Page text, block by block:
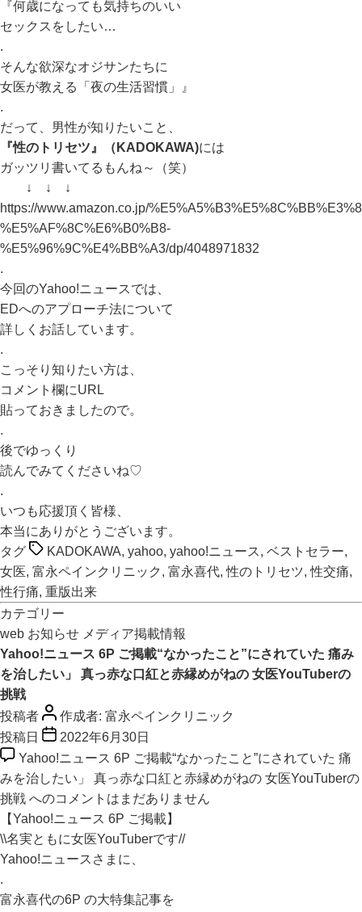
『何歳になっても気持ちのいい
セックスをしたい…
.
そんな欲深なオジサンたちに
女医が教える「夜の生活習慣」』
.
だって、男性が知りたいこと、
『性のトリセツ』（KADOKAWA)には
ガッツリ書いてるもんね～（笑）
↓ ↓ ↓
https://www.amazon.co.jp/
%E5%AF%8C%E6%B0%B8-
%E5%96%9C%E4%BB%A3/dp/4048971832
.
今回のYahoo!ニュースでは、
EDへのアプローチ法について
詳しくお話しています。
.
こっそり知りたい方は、
コメント欄にURL
貼っておきましたので。
.
後でゆっくり
読んでみてくださいね♡
.
いつも応援頂く皆様、
本当にありがとうございます。
タグ
KADOKAWA, yahoo, yahoo!ニュース, ベストセラー,
女医, 富永ペインクリニック , 富永喜代,性のトリセツ,性交痛,
性行痛, 重版出来
カテゴリー
web お知らせ メディア掲載情報
Yahoo!ニュース 6P ご掲載“なかったこと”にされていた 痛み
を治したい」 真っ赤な口紅と赤縁めがねの 女医YouTuberの
挑戦
投稿者
作成者: 富永ペインクリニック
投稿日
2022年6月30日
Yahoo!ニュース 6P ご掲載“なかったこと”にされていた 痛
みを治したい」 真っ赤な口紅と赤縁めがねの 女医YouTuberの
挑戦 へのコメントはまだありません
【Yahoo!ニュース 6P ご掲載】
\\名実ともに女医YouTuberです//
Yahoo!ニュースさまに、
.
富永喜代の6P の大特集記事を